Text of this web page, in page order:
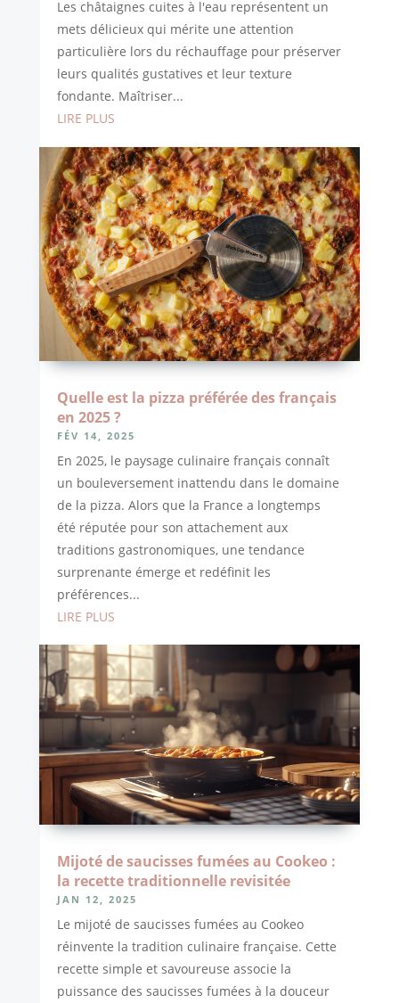
Les châtaignes cuites à l'eau représentent un
mets délicieux qui mérite une attention
particulière lors du réchauffage pour préserver
leurs qualités gustatives et leur texture
fondante. Maîtriser...
LIRE PLUS
Quelle est la pizza préférée des français
en 2025 ?
FÉV 14, 2025
En 2025, le paysage culinaire français connaît
un bouleversement inattendu dans le domaine
de la pizza. Alors que la France a longtemps
été réputée pour son attachement aux
traditions gastronomiques, une tendance
surprenante émerge et redéfinit les
préférences...
LIRE PLUS
Mijoté de saucisses fumées au Cookeo :
la recette traditionnelle revisitée
JAN 12, 2025
Le mijoté de saucisses fumées au Cookeo
réinvente la tradition culinaire française. Cette
recette simple et savoureuse associe la
puissance des saucisses fumées à la douceur